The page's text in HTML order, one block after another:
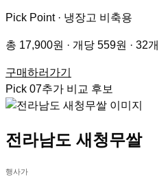
Pick Point · 냉장고 비축용
총 17,900원 · 개당 559원 · 32개
구매하러가기
Pick 07추가 비교 후보
전라남도 새청무쌀
행사가